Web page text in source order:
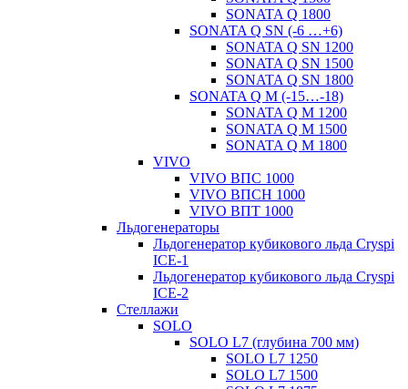
SONATA Q 1800
SONATA Q SN (-6 …+6)
SONATA Q SN 1200
SONATA Q SN 1500
SONATA Q SN 1800
SONATA Q M (-15…-18)
SONATA Q M 1200
SONATA Q M 1500
SONATA Q M 1800
VIVO
VIVO ВПС 1000
VIVO ВПСН 1000
VIVO ВПТ 1000
Льдогенераторы
Льдогенератор кубикового льда Cryspi
ICE-1
Льдогенератор кубикового льда Cryspi
ICE-2
Стеллажи
SOLO
SOLO L7 (глубина 700 мм)
SOLO L7 1250
SOLO L7 1500